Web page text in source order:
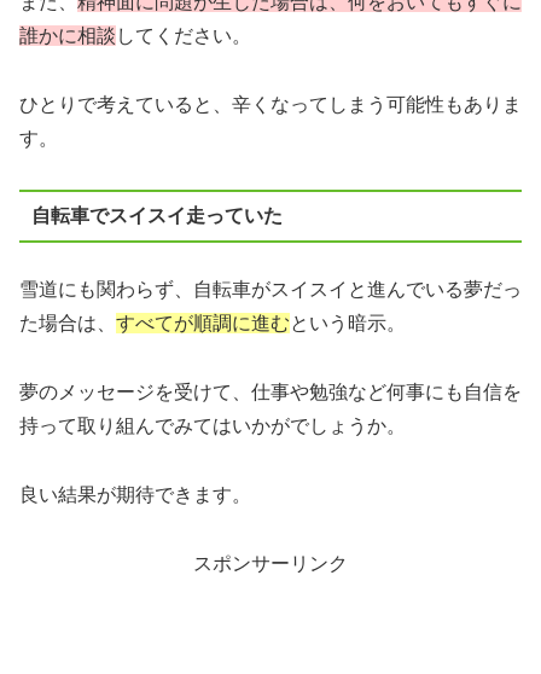
誰かに相談 してください。
ひとりで考えていると、辛くなってしまう可能性もありま
す。
自転車でスイスイ走っていた
雪道にも関わらず、自転車がスイスイと進んでいる夢だっ
た場合は、 すべてが順調に進むという暗示。
夢のメッセージを受けて、仕事や勉強など何事にも自信を
持って取り組んでみてはいかがでしょうか。
良い結果が期待できます。
スポンサーリンク